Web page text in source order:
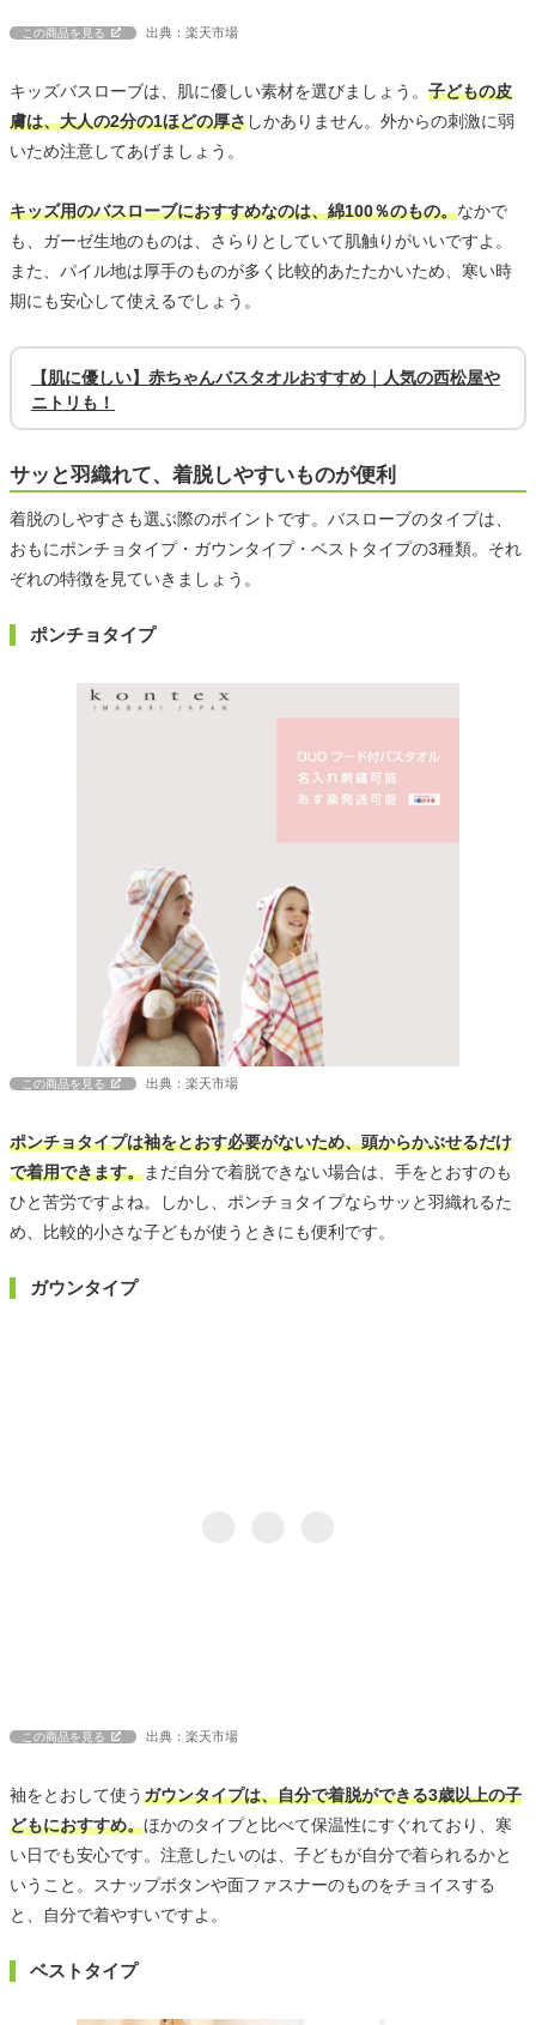
この商品を見る 出典：楽天市場
キッズバスローブは、肌に優しい素材を選びましょう。 子どもの皮
膚は、大人の2分の1ほどの厚さしかありません。外からの刺激に弱
いため注意してあげましょう。
キッズ用のバスローブにおすすめなのは、綿100％のもの。なかで
も、ガーゼ生地のものは、さらりとしていて肌触りがいいですよ。
また、パイル地は厚手のものが多く比較的あたたかいため、寒い時
期にも安心して使えるでしょう。
【肌に優しい】赤ちゃんバスタオルおすすめ｜人気の西松屋や
ニトリも！
サッと羽織れて、着脱しやすいものが便利
着脱のしやすさも選ぶ際のポイントです。バスローブのタイプは、
おもにポンチョタイプ・ガウンタイプ・ベストタイプの3種類。それ
ぞれの特徴を見ていきましょう。
ポンチョタイプ
この商品を見る 出典：楽天市場
ポンチョタイプは袖をとおす必要がないため、頭からかぶせるだけ
で着用できます。まだ自分で着脱できない場合は、手をとおすのも
ひと苦労ですよね。しかし、ポンチョタイプならサッと羽織れるた
め、比較的小さな子どもが使うときにも便利です。
ガウンタイプ
この商品を見る 出典：楽天市場
袖をとおして使うガウンタイプは、自分で着脱ができる3歳以上の子
どもにおすすめ。ほかのタイプと比べて保温性にすぐれており、寒
い日でも安心です。注意したいのは、子どもが自分で着られるかと
いうこと。スナップボタンや面ファスナーのものをチョイスする
と、自分で着やすいですよ。
ベストタイプ